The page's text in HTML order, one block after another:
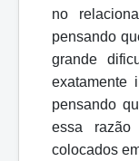
no
pensando
grande
exatamente
pensando
essa
colocados